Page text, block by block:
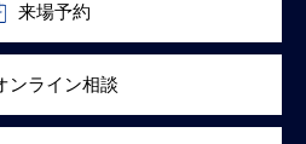
来場予約
ンライン相談